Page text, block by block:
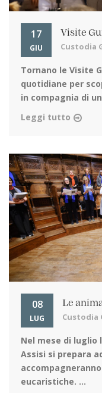
17
GIU
Visite
Custodia
Tornano le Visite
quotidiane per
in compagnia di
Leggi tutto
08
LUG
Le
Custodia
Nel mese di luglio
Assisi si prepara
eucaristiche. ...